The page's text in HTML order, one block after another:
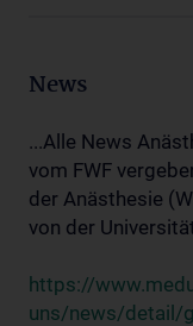
News
...Alle News
vom FWF
der Anästhesie
von der
https://
uns/news/detail/